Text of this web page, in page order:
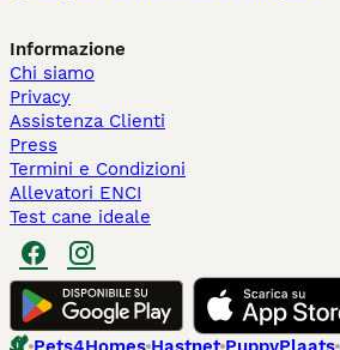
Informazione
Chi siamo
Privacy
Assistenza Clienti
Press
Termini e Condizioni
Allevatori ENCI
Test cane ideale